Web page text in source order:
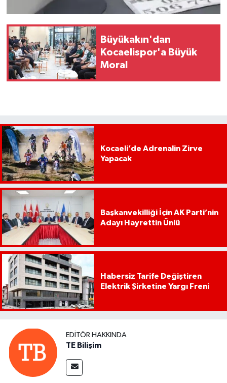
Büyükakın'dan
Kocaelispor'a Büyük
Moral
Kocaeli’de Adrenalin Zirve
Yapacak
Başkanvekilliği İçin AK Parti’nin
Adayı Hayrettin Ünlü
Habersiz Tarife Değiştiren
Elektrik Şirketine Yargı Freni
EDITÖR HAKKINDA
TE Bilişim